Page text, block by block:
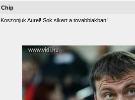
Chip
Koszonjuk Aurel! Sok sikert a tovabbiakban!